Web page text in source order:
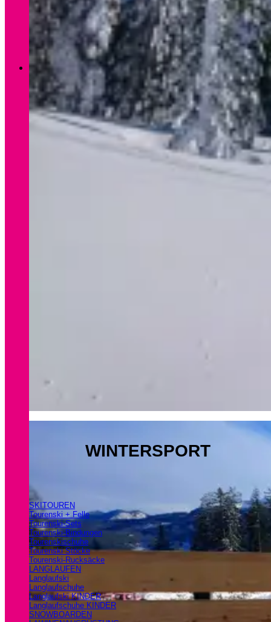
Verleih Winter
WINTER
WINTERSPORT
SKITOUREN
Tourenski + Felle
Tourenski-Sets
Tourenski-Bindungen
Tourenskischuhe
Tourenski Stöcke
Tourenski-Rucksäcke
LANGLAUFEN
Langlaufski
Langlaufschuhe
Langlaufski KINDER
Langlaufschuhe KINDER
SNOWBOARDEN